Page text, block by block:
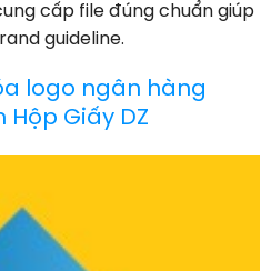
cấp file đúng chuẩn giúp
guideline.
logo ngân hàng
Giấy DZ